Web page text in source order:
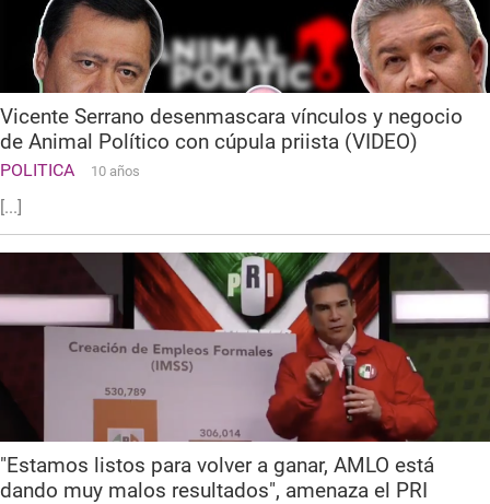
Vicente Serrano desenmascara vínculos y negocio
de Animal Político con cúpula priista (VIDEO)
POLITICA 10 años
[...]
"Estamos listos para volver a ganar, AMLO está
dando muy malos resultados", amenaza el PRI